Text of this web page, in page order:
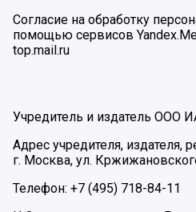
Согласие на обработку
помощью сервисов
top.mail.ru
Учредитель и издатель ООО
Адрес учредителя, издателя,
г. Москва, ул.
Телефон: +7 (495) 718-84-11